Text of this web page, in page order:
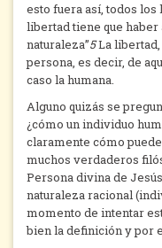
esto fuera así, todos
libertad tiene que
naturaleza”5La libertad,
persona, es decir, de
caso la humana.
Alguno quizás se
¿cómo un individuo
claramente cómo
muchos verdaderos
Persona divina de
naturaleza racional
momento de intentar
bien la definición y por